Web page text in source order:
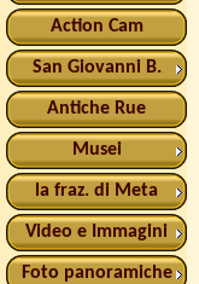
Action Cam
San Giovanni B.
Antiche Rue
Musei
la fraz. di Meta
Video e Immagini
Foto panoramiche